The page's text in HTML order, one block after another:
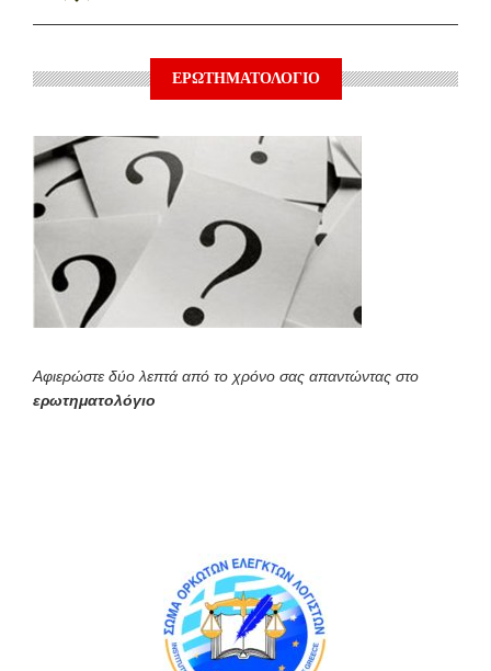
ΕΡΩΤΗΜΑΤΟΛΟΓΙΟ
Αφιερώστε δύο λεπτά από το χρόνο σας απαντώντας στο
ερωτηματολόγιο